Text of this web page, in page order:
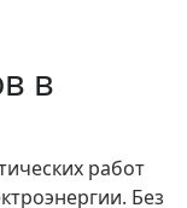
в
работ
Без